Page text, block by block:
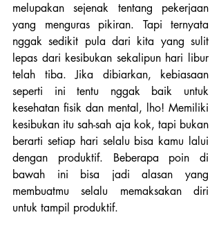
melupakan sejenak tentang pekerjaan
yang menguras pikiran. Tapi ternyata
nggak sedikit pula dari kita yang sulit
lepas dari kesibukan sekalipun hari libur
telah tiba. Jika dibiarkan, kebiasaan
seperti ini tentu nggak baik untuk
kesehatan fisik dan mental, lho! Memiliki
kesibukan itu sah-sah aja kok, tapi bukan
berarti setiap hari selalu bisa kamu lalui
dengan produktif. Beberapa poin di
bawah ini bisa jadi alasan yang
membuatmu selalu memaksakan diri
untuk tampil produktif.